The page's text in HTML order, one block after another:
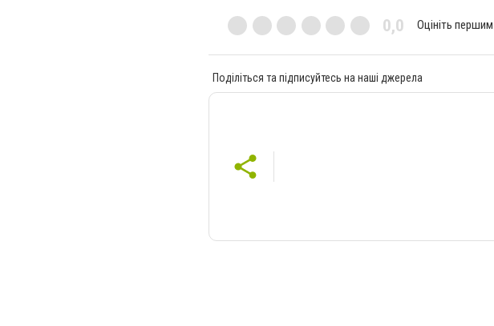
0,0 Оцініть першим
Поділіться та підписуйтесь на наші джерела